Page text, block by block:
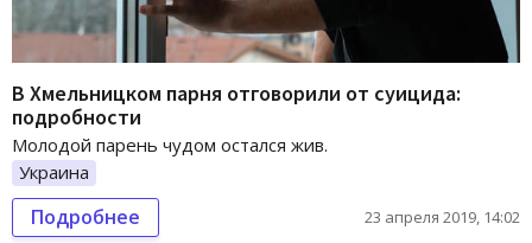
В Хмельницком парня отговорили от суицида:
подробности
Молодой парень чудом остался жив.
Украина
Подробнее 23 апреля 2019, 14:02